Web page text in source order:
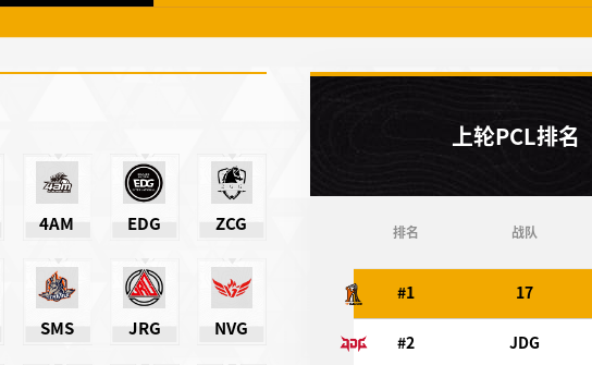
4AM EDG ZCG
SMS JRG NVG
上轮PCL排名
排名 战队
#1 17
#2 JDG